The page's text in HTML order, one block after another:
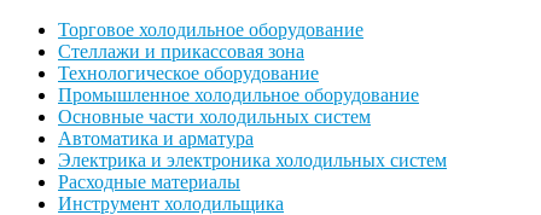
Торговое холодильное оборудование
Стеллажи и прикассовая зона
Технологическое оборудование
Промышленное холодильное оборудование
Основные части холодильных систем
Автоматика и арматура
Электрика и электроника холодильных систем
Расходные материалы
Инструмент холодильщика